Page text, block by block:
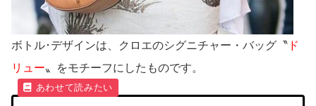
ボトル･デザインは、クロエのシグニチャー・バッグ〝 ド
リュー〟をモチーフにしたものです。